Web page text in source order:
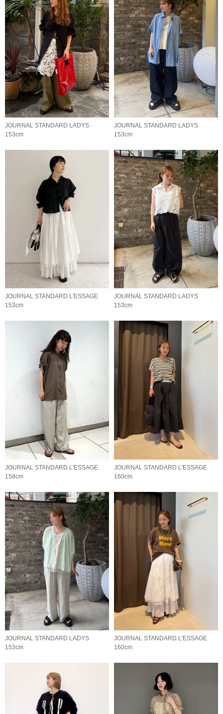
JOURNAL STANDARD LADYS
153cm
JOURNAL STANDARD LADYS
153cm
JOURNAL STANDARD L'ESSAGE
153cm
JOURNAL STANDARD LADYS
153cm
JOURNAL STANDARD L'ESSAGE
158cm
JOURNAL STANDARD L'ESSAGE
160cm
JOURNAL STANDARD LADYS
153cm
JOURNAL STANDARD L'ESSAGE
160cm